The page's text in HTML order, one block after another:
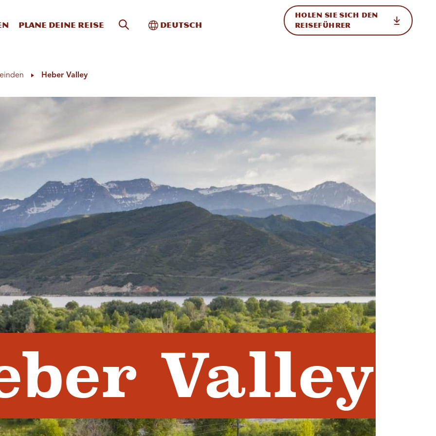
Plane deine Reise Website-Suche
Toggle International
Deutsch
HOLEN SIE SICH DEN
REISEFÜHRER
Heber Valley
Valley